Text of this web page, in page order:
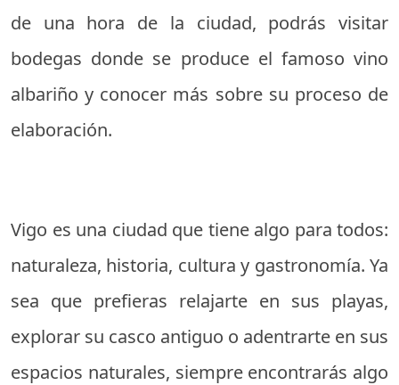
de una hora de la ciudad, podrás visitar
bodegas donde se produce el famoso vino
albariño y conocer más sobre su proceso de
elaboración.
Vigo es una ciudad que tiene algo para todos:
naturaleza, historia, cultura y gastronomía. Ya
sea que prefieras relajarte en sus playas,
explorar su casco antiguo o adentrarte en sus
espacios naturales, siempre encontrarás algo